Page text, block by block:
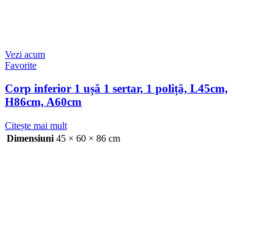
Vezi acum
Favorite
Corp inferior 1 ușă 1 sertar, 1 poliță, L45cm,
H86cm, A60cm
Citește mai mult
Dimensiuni 45 × 60 × 86 cm